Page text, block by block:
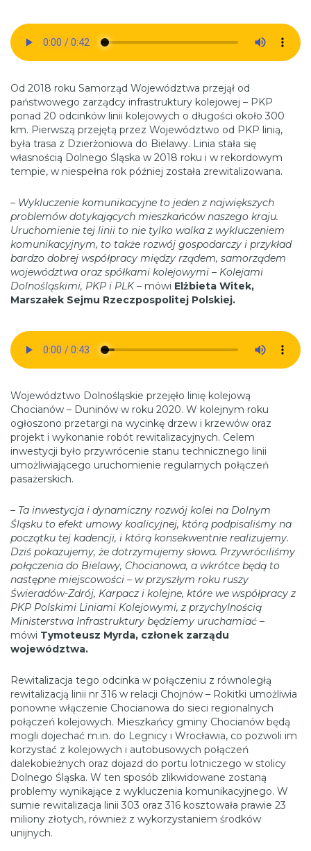
Od 2018 roku Samorząd Województwa przejął od
państwowego zarządcy infrastruktury kolejowej – PKP
ponad 20 odcinków linii kolejowych o długości około 300
km. Pierwszą przejętą przez Województwo od PKP linią,
była trasa z Dzierżoniowa do Bielawy. Linia stała się
własnością Dolnego Śląska w 2018 roku i w rekordowym
tempie, w niespełna rok później została zrewitalizowana.
– Wykluczenie komunikacyjne to jeden z największych
problemów dotykających mieszkańców naszego kraju.
Uruchomienie tej linii to nie tylko walka z wykluczeniem
komunikacyjnym, to także rozwój gospodarczy i przykład
bardzo dobrej współpracy między rządem, samorządem
województwa oraz spółkami kolejowymi – Kolejami
Dolnośląskimi, PKP i PLK– mówi Elżbieta Witek,
Marszałek Sejmu Rzeczpospolitej Polskiej.
Województwo Dolnośląskie przejęło linię kolejową
Chocianów – Duninów w roku 2020. W kolejnym roku
ogłoszono przetargi na wycinkę drzew i krzewów oraz
projekt i wykonanie robót rewitalizacyjnych. Celem
inwestycji było przywrócenie stanu technicznego linii
umożliwiającego uruchomienie regularnych połączeń
pasażerskich.
– Ta inwestycja i dynamiczny rozwój kolei na Dolnym
Śląsku to efekt umowy koalicyjnej, którą podpisaliśmy na
początku tej kadencji, i którą konsekwentnie realizujemy.
Dziś pokazujemy, że dotrzymujemy słowa. Przywróciliśmy
połączenia do Bielawy, Chocianowa, a wkrótce będą to
następne miejscowości – w przyszłym roku ruszy
Świeradów-Zdrój, Karpacz i kolejne, które we współpracy z
PKP Polskimi Liniami Kolejowymi, z przychylnością
Ministerstwa Infrastruktury będziemy uruchamiać –
mówi Tymoteusz Myrda, członek zarządu
województwa.
Rewitalizacja tego odcinka w połączeniu z równoległą
rewitalizacją linii nr 316 w relacji Chojnów – Rokitki umożliwia
ponowne włączenie Chocianowa do sieci regionalnych
połączeń kolejowych. Mieszkańcy gminy Chocianów będą
mogli dojechać m.in. do Legnicy i Wrocławia, co pozwoli im
korzystać z kolejowych i autobusowych połączeń
dalekobieżnych oraz dojazd do portu lotniczego w stolicy
Dolnego Śląska. W ten sposób zlikwidowane zostaną
problemy wynikające z wykluczenia komunikacyjnego. W
sumie rewitalizacja linii 303 oraz 316 kosztowała prawie 23
miliony złotych, również z wykorzystaniem środków
unijnych.